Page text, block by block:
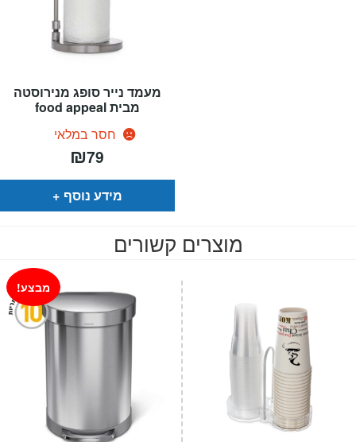
מעמד נייר סופג מנירוסטה
מבית food appeal
חסר במלאי
₪79
מידע נוסף
מוצרים קשורים
מבצע!